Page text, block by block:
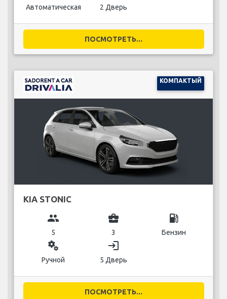
Автоматическая 2 Дверь
ПОСМОТРЕТЬ...
КОМПАКТЫЙ
KIA STONIC
group
5
business_center
3
local_gas_station
Бензин
miscellaneous_services
Ручной
login
5 Дверь
ПОСМОТРЕТЬ...